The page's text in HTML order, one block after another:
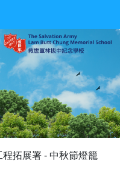
程拓展署 - 中秋節燈籠